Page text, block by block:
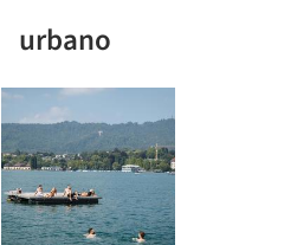
urbano